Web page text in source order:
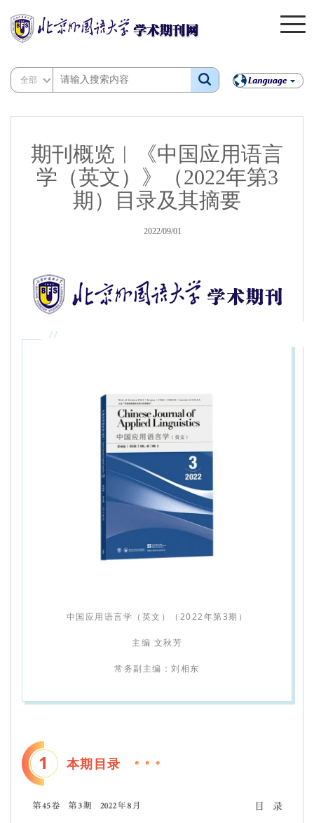
全部
期刊概览︱《中国应用语言
学（英文）》（2022年第3
期）目录及其摘要
2022/09/01
//
中国应用语言学（英文）（2022年第3期）
主编 文秋芳
常务副主编：刘相东
1 本期目录